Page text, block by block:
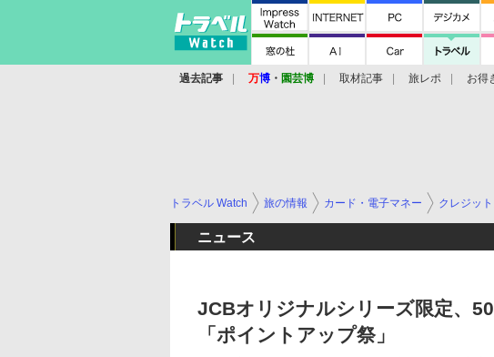
過去記事 万博 ・ 園芸博 取材記事 旅レポ お得
トラベル Watch 旅の情報 カード・電子マネー クレジッ
ニュース
JCBオリジナルシリーズ限定、
「ポイントアップ祭」